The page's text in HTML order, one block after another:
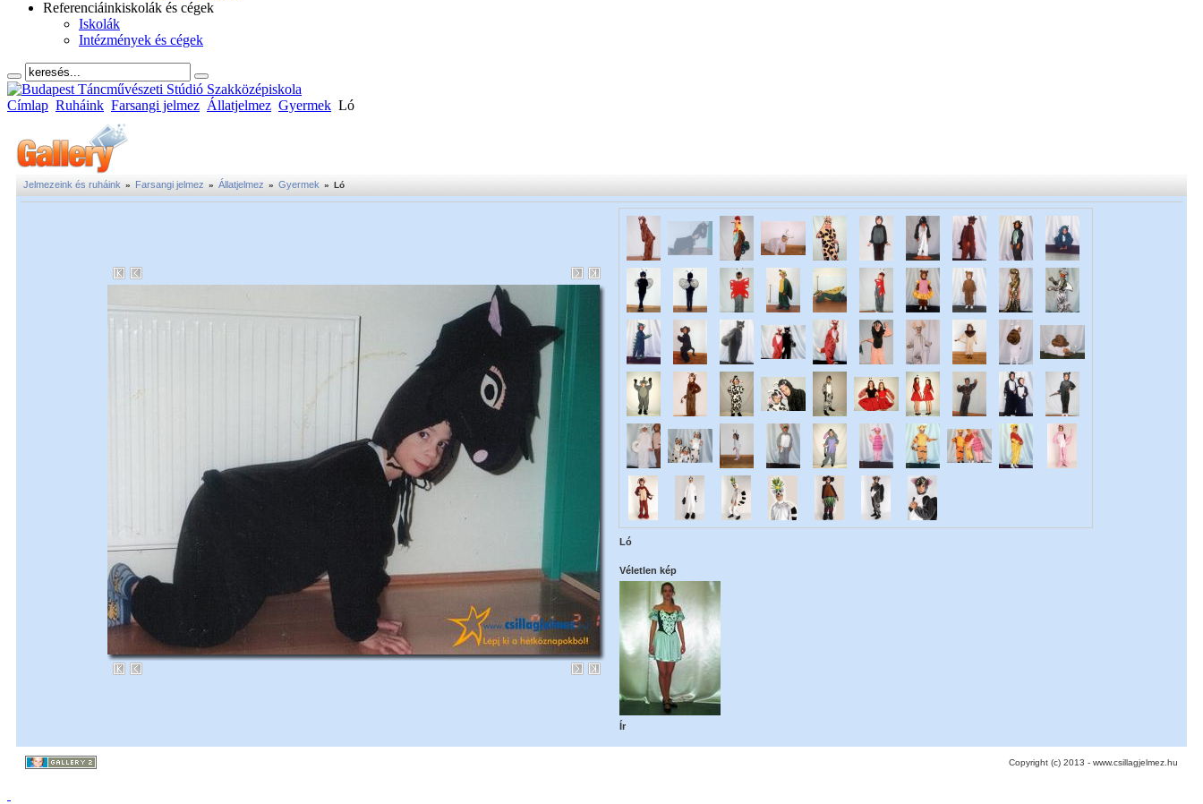
Referenciáinkiskolák és cégek
Iskolák
Intézmények és cégek
Címlap Ruháink Farsangi jelmez Állatjelmez Gyermek Ló
Jelmezeink és ruháink » Farsangi jelmez » Állatjelmez » Gyermek » Ló
Ló
Véletlen kép
Ír
Copyright (c) 2013 - www.csillagjelmez.hu